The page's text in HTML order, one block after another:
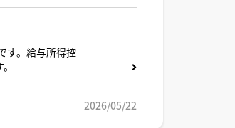
す。給与所得控
2026/05/22